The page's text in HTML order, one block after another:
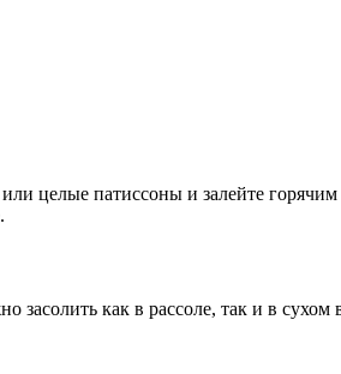
целые патиссоны и залейте
как в рассоле, так и в